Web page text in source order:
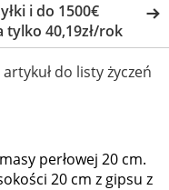
i do 1500€
tylko 40,19zł/rok
do listy życzeń
perłowej 20 cm.
20 cm z gipsu z